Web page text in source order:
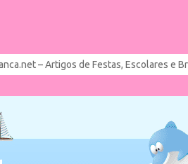
– Artigos de Festas, Escolares e